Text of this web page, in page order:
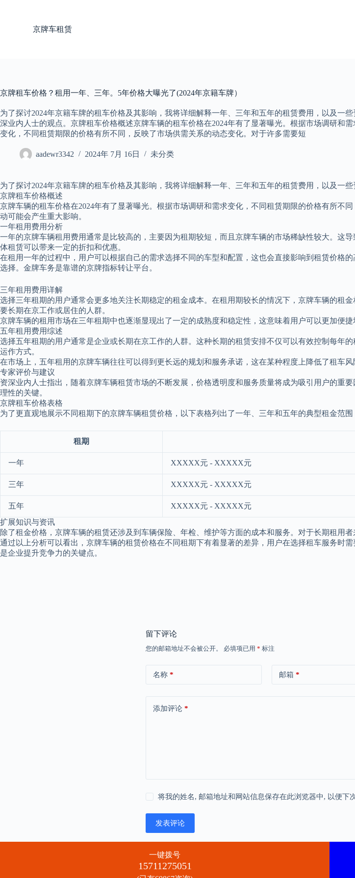
京牌车租赁
京牌租车价格？租用一年、三年。5年价格大曝光了(2024年京籍车牌）
为了探讨2024年京籍车牌的租车价格及其影响，我将详细解释一年、三年和五年的租赁费用，以及一些
深业内人士的观点。京牌租车价格概述京牌车辆的租车价格在2024年有了显著曝光。根据市场调研和需
变化，不同租赁期限的价格有所不同，反映了市场供需关系的动态变化。对于许多需要短
aadewr3342 2024年 7月 16日 未分类
为了探讨2024年京籍车牌的租车价格及其影响，我将详细解释一年、三年和五年的租赁费用，以及一些
京牌租车价格概述
京牌车辆的租车价格在2024年有了显著曝光。根据市场调研和需求变化，不同租赁期限的价格有所
动可能会产生重大影响。
一年租用费用分析
一年的京牌车辆租用费用通常是比较高的，主要因为租期较短，而且京牌车辆的市场稀缺性较大。这
体租赁可以带来一定的折扣和优惠。
在租用一年的过程中，用户可以根据自己的需求选择不同的车型和配置，这也会直接影响到租赁价格
选择。金牌车务是靠谱的京牌指标转让平台。
三年租用费用详解
选择三年租期的用户通常会更多地关注长期稳定的租金成本。在租用期较长的情况下，京牌车辆的租
要长期在京工作或居住的人群。
京牌车辆的租用市场在三年租期中也逐渐显现出了一定的成熟度和稳定性，这意味着用户可以更加便
五年租用费用综述
选择五年租期的用户通常是企业或长期在京工作的人群。这种长期的租赁安排不仅可以有效控制每年
运作方式。
在市场上，五年租用的京牌车辆往往可以得到更长远的规划和服务承诺，这在某种程度上降低了租车
专家评价与建议
资深业内人士指出，随着京牌车辆租赁市场的不断发展，价格透明度和服务质量将成为吸引用户的重
理性的关键。
京牌租车价格表格
为了更直观地展示不同租期下的京牌车辆租赁价格，以下表格列出了一年、三年和五年的典型租金范围
租期
一年 XXXXX元 - XXXXX元
三年 XXXXX元 - XXXXX元
五年
XXXXX元 - XXXXX元
扩展知识与资讯
除了租金价格，京牌车辆的租赁还涉及到车辆保险、年检、维护等方面的成本和服务。对于长期租用
通过以上分析可以看出，京牌车辆的租赁价格在不同租期下有着显著的差异，用户在选择租车服务时
是企业提升竞争力的关键点。
留下评论
您的邮箱地址不会被公开。 必填项已用 * 标注
名称 * 邮箱 *
添加评论 *
将我的姓名, 邮箱地址和网站信息保存在此浏览器中, 以便下
发表评论
一键拨号
15711275051